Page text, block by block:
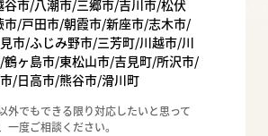
市/八潮市/三郷市/吉川市/松伏
市/戸田市/朝霞市/新座市/志木市/
市/ふじみ野市/三芳町/川越市/川
鶴ヶ島市/東松山市/吉見町/所沢市/
/日高市/熊谷市/滑川町
外でもできる限り対応したいと思って
一度ご相談ください。